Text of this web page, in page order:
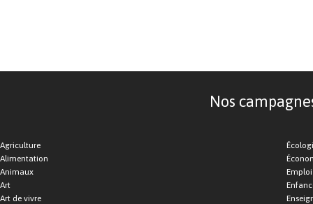
Nos
Agriculture
Alimentation
Animaux
Art
Art de vivre
Emploi